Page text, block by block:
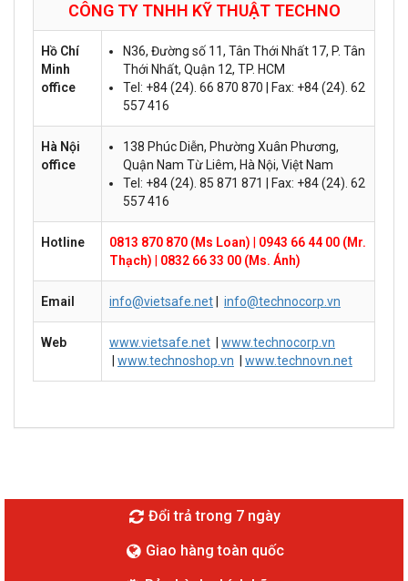
CÔNG TY TNHH KỸ THUẬT TECHNO
Hồ Chí
Minh
office
N36, Đường số 11, Tân Thới Nhất 17, P. Tân
Thới Nhất, Quận 12, TP. HCM
Tel: +84 (24). 66 870 870 | Fax: +84 (24). 62
557 416
Hà Nội
office
138 Phúc Diễn, Phường Xuân Phương,
Quận Nam Từ Liêm, Hà Nội, Việt Nam
Tel: +84 (24). 85 871 871 | Fax: +84 (24). 62
557 416
Hotline 0813 870 870 (Ms Loan)
0943 66 44 00 (Mr.
Thạch)
0832 66 33 00 (Ms. Ánh)
Email info@vietsafe.net info@technocorp.vn
Web www.vietsafe.net
www.technocorp.vn
www.technoshop.vn www.technovn.net
Đổi trả trong 7 ngày
Giao hàng toàn quốc